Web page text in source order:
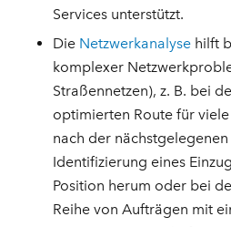
Services unterstützt.
Die Netzwerkanalyse hilft
komplexer
Straßennetzen), z. B. bei
optimierten Route für
nach der
Identifizierung eines
Position herum oder bei
Reihe von Aufträgen mit